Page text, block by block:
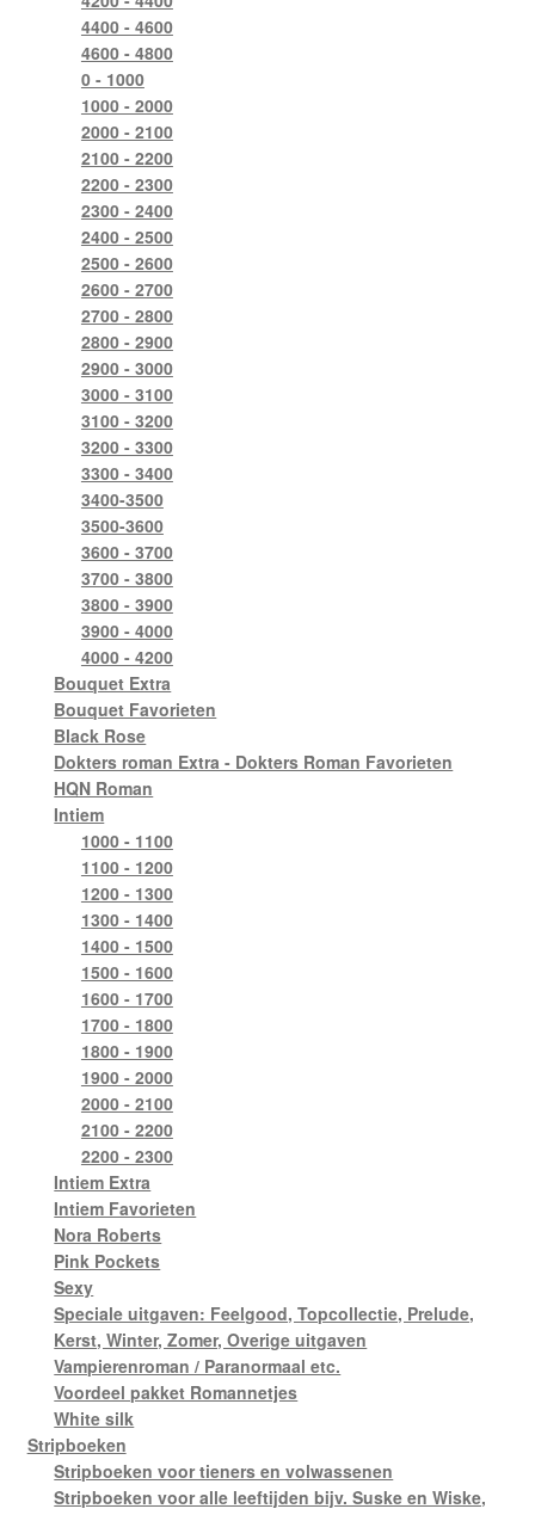
4400 - 4600
4600 - 4800
0 - 1000
1000 - 2000
2000 - 2100
2100 - 2200
2200 - 2300
2300 - 2400
2400 - 2500
2500 - 2600
2600 - 2700
2700 - 2800
2800 - 2900
2900 - 3000
3000 - 3100
3100 - 3200
3200 - 3300
3300 - 3400
3400-3500
3500-3600
3600 - 3700
3700 - 3800
3800 - 3900
3900 - 4000
4000 - 4200
Bouquet Extra
Bouquet Favorieten
Black Rose
Dokters roman Extra - Dokters Roman Favorieten
HQN Roman
Intiem
1000 - 1100
1100 - 1200
1200 - 1300
1300 - 1400
1400 - 1500
1500 - 1600
1600 - 1700
1700 - 1800
1800 - 1900
1900 - 2000
2000 - 2100
2100 - 2200
2200 - 2300
Intiem Extra
Intiem Favorieten
Nora Roberts
Pink Pockets
Sexy
Speciale uitgaven: Feelgood, Topcollectie, Prelude,
Kerst, Winter, Zomer, Overige uitgaven
Vampierenroman / Paranormaal etc.
Voordeel pakket Romannetjes
White silk
Stripboeken
Stripboeken voor tieners en volwassenen
Stripboeken voor alle leeftijden bijv. Suske en Wiske,